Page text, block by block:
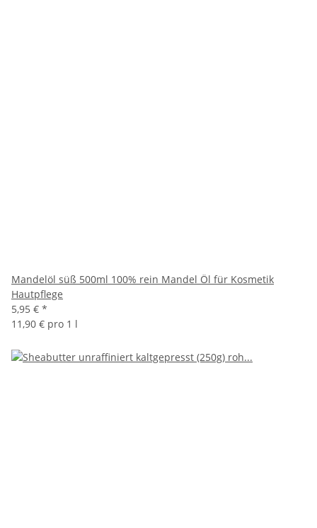
Mandelöl süß 500ml 100% rein Mandel Öl für Kosmetik
Hautpflege
5,95 € *
11,90 € pro 1 l